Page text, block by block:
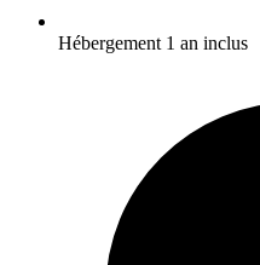
Hébergement 1 an inclus